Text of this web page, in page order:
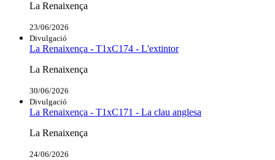
La Renaixença
23/06/2026
Divulgació
La Renaixença - T1xC174 - L'extintor
La Renaixença
30/06/2026
Divulgació
La Renaixença - T1xC171 - La clau anglesa
La Renaixença
24/06/2026